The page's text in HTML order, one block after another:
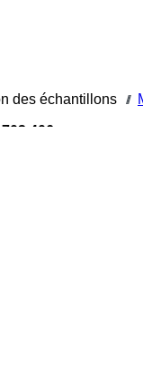
des échantillons ///